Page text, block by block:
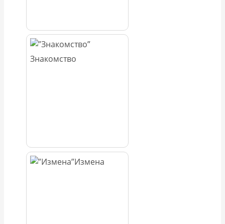
Знакомство
Измена